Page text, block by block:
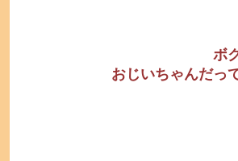
ボ
おじいちゃんだっ